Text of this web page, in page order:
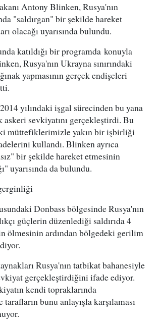
Antony Blinken, Rusya'nın
"saldırgan" bir şekilde hareket
olacağı uyarısında bulundu.
katıldığı bir programda konuyla
Rusya'nın Ukrayna sınırındaki
yapmasının gerçek endişeleri
yılındaki işgal sürecinden bu yana
askeri sevkiyatını gerçekleştirdi. Bu
müttefiklerimizle yakın bir işbirliği
kullandı. Blinken ayrıca
bir şekilde hareket etmesinin
uyarısında da bulundu.
Donbass bölgesinde Rusya'nın
güçlerin düzenlediği saldırıda 4
ölmesinin ardından bölgedeki gerilim
Rusya'nın tatbikat bahanesiyle
gerçekleştirdiğini ifade ediyor.
kendi topraklarında
bunu anlayışla karşılaması